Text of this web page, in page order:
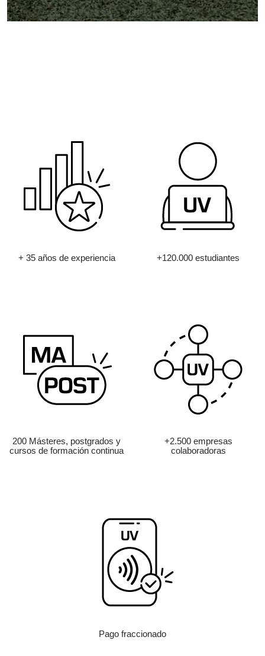
+ 35 años de experiencia +120.000 estudiantes
200 Másteres, postgrados y
cursos de formación continua
+2.500 empresas
colaboradoras
Pago fraccionado